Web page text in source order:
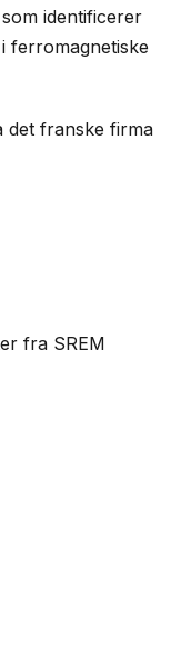
identificerer
ferromagnetiske
franske firma